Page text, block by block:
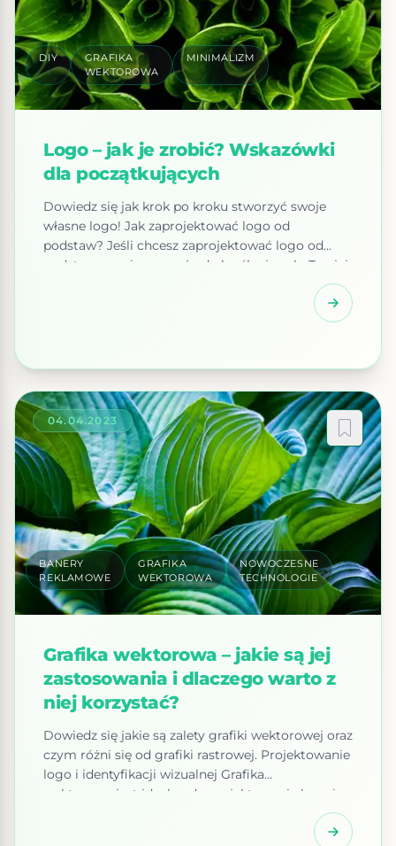
DIY
GRAFIKA
WEKTOROWA
MINIMALIZM
Logo – jak je zrobić? Wskazówki
dla początkujących
Dowiedz się jak krok po kroku stworzyć swoje
własne logo! Jak zaprojektować logo od
podstaw? Jeśli chcesz zaprojektować logo od
podstaw, musisz zacząć od określenia celu Twojej
klientom. Proces tworzenia logo od podstaw
wymaga czasu, ale jeśli masz wystarczająco dużo
04.04.2023
BANERY
REKLAMOWE
GRAFIKA
WEKTOROWA
NOWOCZESNE
TECHNOLOGIE
Grafika wektorowa – jakie są jej
zastosowania i dlaczego warto z
niej korzystać?
Dowiedz się jakie są zalety grafiki wektorowej oraz
czym różni się od grafiki rastrowej. Projektowanie
logo i identyfikacji wizualnej Grafika
wektorowa jest idealna do projektowania logo i
innych elementów identyfikacji wizualnej. Dzięki